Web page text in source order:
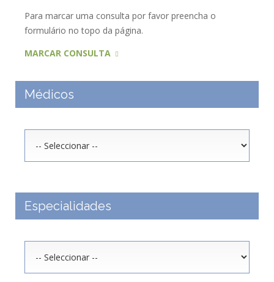
Para marcar uma consulta por favor preencha o
formulário no topo da página.
MARCAR CONSULTA
Médicos
Especialidades